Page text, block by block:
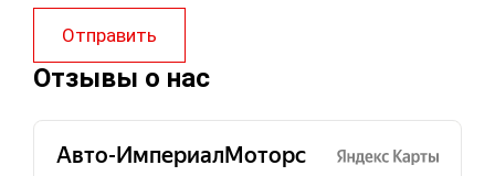
Отправить
Отзывы о нас